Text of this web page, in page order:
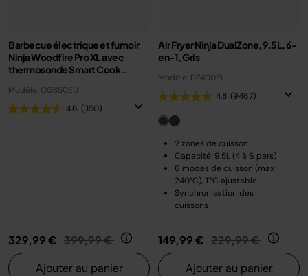
Barbecue électrique et fumoir
Ninja Woodfire Pro XL avec
thermosonde Smart Cook
Modèle: OG850EU
4.6 (350)
329,99 € Prix réduit de
399,99 € au
Ajouter au panier
Air Fryer Ninja DualZone, 9.5L, 6-
en-1, Gris
Modèle: DZ400EU
4.8 (9467)
2 zones de cuisson
Capacité: 9.5L (4 à 6 pers)
6 modes de cuisson (max
240°C), T°C ajustable
Synchronisation des
cuissons
149,99 € Prix réduit de
229,99 € au
Ajouter au panier